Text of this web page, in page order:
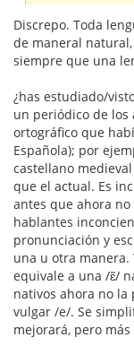
Discrepo. Toda
de maneral
siempre que una
¿has estudiado/
un periódico de los
ortográfico que
Española); por
castellano
que el actual. Es
antes que ahora
hablantes
pronunciación y
una u otra manera.
equivale a una /ɛ̃/
nativos ahora no
vulgar /e/. Se
mejorará, pero